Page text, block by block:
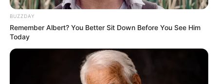
BUZZDAY
Remember Albert? You Better Sit Down Before You See Him
Today